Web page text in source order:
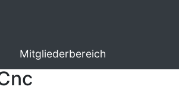
Mitgliederbereich